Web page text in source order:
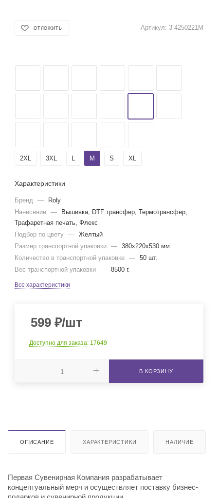
ОТЛОЖИТЬ Артикул: 3-4250221M
2XL 3XL L M S XL
Характеристики
Бренд —
Roly
Нанесение —
Вышивка, DTF трансфер, Термотрансфер,
Трафаретная печать, Флекс
Подбор по цвету — Желтый
Размер транспортной упаковки — 380x220x530 мм
Количество в транспортной упаковке — 50 шт.
Вес транспортной упаковки — 8500 г.
Все характеристики
599 ₽/шт
Доступно для заказа: 17649
В КОРЗИНУ
ОПИСАНИЕ ХАРАКТЕРИСТИКИ НАЛИЧИЕ
Первая Сувенирная Компания разрабатывает
концептуальный мерч и осуществляет поставку бизнес-